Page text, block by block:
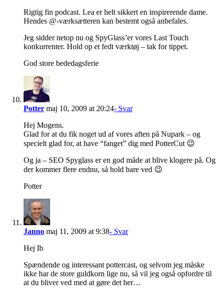
Rigtig fin podcast. Lea er helt sikkert en inspirerende dame.
Hendes @-værksætteren kan bestemt også anbefales.
Jeg sidder netop nu og SpyGlass’er vores Last Touch
konkurrenter. Hold op et fedt værktøj – tak for tippet.
God store bededagsferie
Potter maj 10, 2009 at 20:24- Svar
Hej Mogens.
Glad for at du fik noget ud af vores aften på Nupark – og
specielt glad for, at have “fanget” dig med PotterCut 😉
Og ja – SEO Spyglass er en god måde at blive klogere på. Og
der kommer flere endnu, så hold bare ved 😉
Potter
Janno maj 11, 2009 at 9:38- Svar
Hej Ib
Spændende og interessant pottercast, og selvom jeg måske
ikke har de store guldkorn lige nu, så vil jeg også opfordre til
at du bliver ved med at gøre det her…